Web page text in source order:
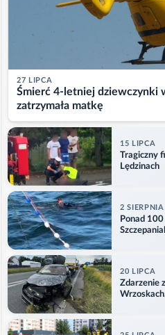
27 LIPCA
Śmierć 4-letniej dziewczynki
zatrzymała matkę
15 LIPCA
Tragiczny
Lędzinach
2 SIERPNIA
Ponad
20 LIPCA
Zdarzenie